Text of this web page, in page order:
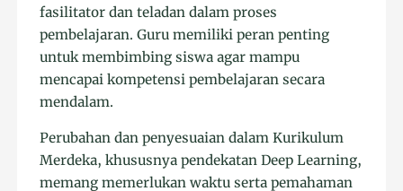
fasilitator dan teladan dalam proses
pembelajaran. Guru memiliki peran penting
untuk membimbing siswa agar mampu
mencapai kompetensi pembelajaran secara
mendalam.
Perubahan dan penyesuaian dalam Kurikulum
Merdeka, khususnya pendekatan Deep Learning,
memang memerlukan waktu serta pemahaman